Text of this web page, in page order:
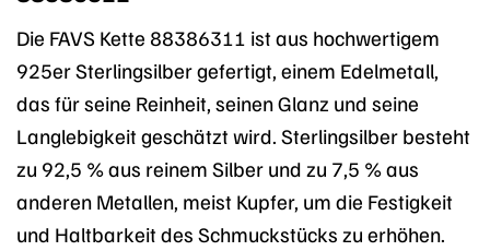
Die FAVS Kette 88386311 ist aus hochwertigem
925er Sterlingsilber gefertigt, einem Edelmetall,
das für seine Reinheit, seinen Glanz und seine
Langlebigkeit geschätzt wird. Sterlingsilber besteht
zu 92,5 % aus reinem Silber und zu 7,5 % aus
anderen Metallen, meist Kupfer, um die Festigkeit
und Haltbarkeit des Schmuckstücks zu erhöhen.